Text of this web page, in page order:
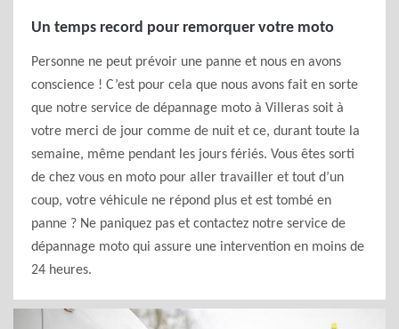
Un temps record pour remorquer votre moto
Personne ne peut prévoir une panne et nous en avons
conscience ! C’est pour cela que nous avons fait en sorte
que notre service de dépannage moto à Villeras soit à
votre merci de jour comme de nuit et ce, durant toute la
semaine, même pendant les jours fériés. Vous êtes sorti
de chez vous en moto pour aller travailler et tout d’un
coup, votre véhicule ne répond plus et est tombé en
panne ? Ne paniquez pas et contactez notre service de
dépannage moto qui assure une intervention en moins de
24 heures.